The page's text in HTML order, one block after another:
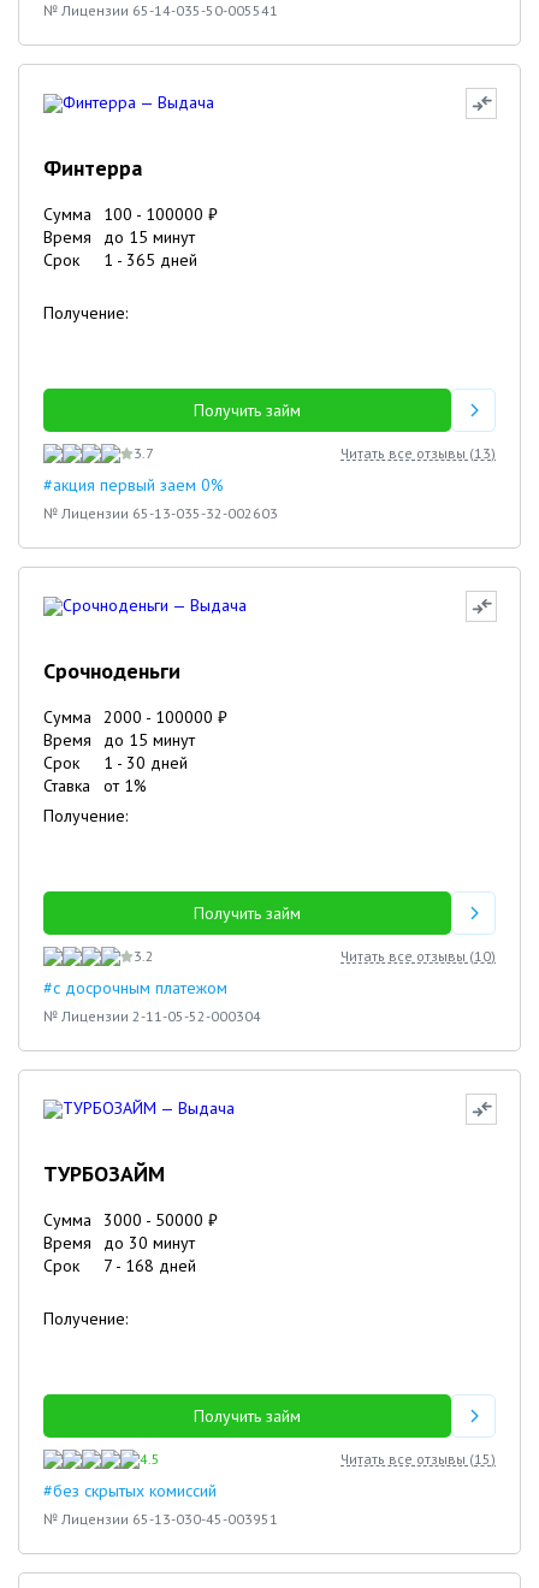
№ Лицензии 65-14-035-50-005541
Финтерра
Сумма 100 - 100000 ₽
Время
до 15 минут
Срок
1 - 365 дней
Получение:
Получить займ
3.7 Читать все отзывы (13)
#акция первый заем 0%
№ Лицензии 65-13-035-32-002603
Срочноденьги
Сумма 2000 - 100000 ₽
Время
до 15 минут
Срок
1 - 30 дней
Ставка
от 1%
Получение:
Получить займ
3.2 Читать все отзывы (10)
#с досрочным платежом
№ Лицензии 2-11-05-52-000304
ТУРБОЗАЙМ
Сумма 3000 - 50000 ₽
Время
до 30 минут
Срок
7 - 168 дней
Получение:
Получить займ
4.5 Читать все отзывы (15)
#без скрытых комиссий
№ Лицензии 65-13-030-45-003951